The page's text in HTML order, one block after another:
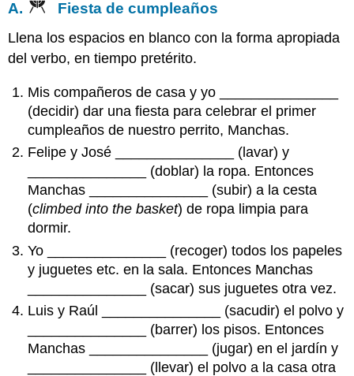
A. Fiesta de cumpleaños
Llena los espacios en blanco con la forma apropiada
del verbo, en tiempo pretérito.
Mis compañeros de casa y yo _______________
(decidir) dar una fiesta para celebrar el primer
cumpleaños de nuestro perrito, Manchas.
Felipe y José _______________ (lavar) y
_______________ (doblar) la ropa. Entonces
Manchas _______________ (subir) a la cesta
(climbed into the basket) de ropa limpia para
dormir.
Yo _______________ (recoger) todos los papeles
y juguetes etc. en la sala. Entonces Manchas
_______________ (sacar) sus juguetes otra vez.
Luis y Raúl _______________ (sacudir) el polvo y
_______________ (barrer) los pisos. Entonces
Manchas _______________ (jugar) en el jardín y
_______________ (llevar) el polvo a la casa otra